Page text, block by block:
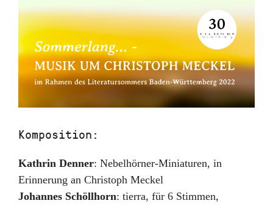
Komposition:
Kathrin Denner: Nebelhörner-Miniaturen, in
Erinnerung an Christoph Meckel
Johannes Schöllhorn: tierra, für 6 Stimmen,